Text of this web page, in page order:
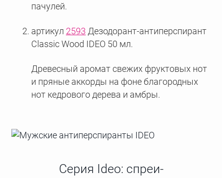
пачулей.
артикул 2593 Дезодорант-антиперспирант
Сlassic Wood IDEO 50 мл.
Древесный аромат свежих фруктовых нот
и пряные аккорды на фоне благородных
нот кедрового дерева и амбры.
Серия Ideo: спреи-